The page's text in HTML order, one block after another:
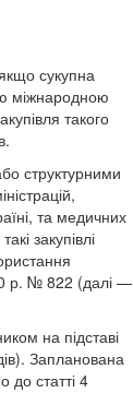
сукупна
міжнародною
такого
структурними
та медичних
закупівлі
р. № 822 (далі —
на підставі
Запланована
до статті 4